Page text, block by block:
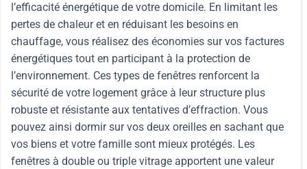
l’efficacité énergétique de votre domicile. En limitant les
pertes de chaleur et en réduisant les besoins en
chauffage, vous réalisez des économies sur vos factures
énergétiques tout en participant à la protection de
l’environnement. Ces types de fenêtres renforcent la
sécurité de votre logement grâce à leur structure plus
robuste et résistante aux tentatives d’effraction. Vous
pouvez ainsi dormir sur vos deux oreilles en sachant que
vos biens et votre famille sont mieux protégés. Les
fenêtres à double ou triple vitrage apportent une valeur